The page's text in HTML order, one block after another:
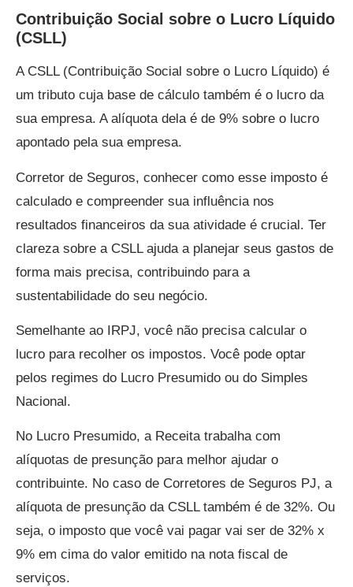
Contribuição Social sobre o Lucro Líquido
(CSLL)
A CSLL (Contribuição Social sobre o Lucro Líquido) é
um tributo cuja base de cálculo também é o lucro da
sua empresa. A alíquota dela é de 9% sobre o lucro
apontado pela sua empresa.
Corretor de Seguros, conhecer como esse imposto é
calculado e compreender sua influência nos
resultados financeiros da sua atividade é crucial. Ter
clareza sobre a CSLL ajuda a planejar seus gastos de
forma mais precisa, contribuindo para a
sustentabilidade do seu negócio.
Semelhante ao IRPJ, você não precisa calcular o
lucro para recolher os impostos. Você pode optar
pelos regimes do Lucro Presumido ou do Simples
Nacional.
No Lucro Presumido, a Receita trabalha com
alíquotas de presunção para melhor ajudar o
contribuinte. No caso de Corretores de Seguros PJ, a
alíquota de presunção da CSLL também é de 32%. Ou
seja, o imposto que você vai pagar vai ser de 32% x
9% em cima do valor emitido na nota fiscal de
serviços.